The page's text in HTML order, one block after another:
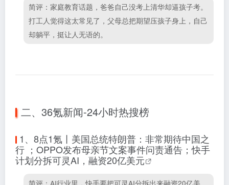
简评：家庭教育话题，爸爸自己没考上清华却逼孩子考。
打工人觉得这太常见了，父母总把期望压孩子身上，自己
却躺平，挺让人无语的。
二、36氪新闻-24小时热搜榜
1、 8点1氪丨美国总统特朗普：非常期待中国之
行 ；OPPO发布母亲节文案事件问责通告；快手
计划分拆可灵AI，融资20亿美元
简评：AI行业里，快手要把可灵AI分拆出来融资20亿美